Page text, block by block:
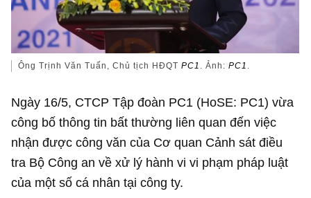
Ông Trịnh Văn Tuấn, Chủ tịch HĐQTPC1 . Ảnh:PC1 .
Ngày 16/5, CTCP Tập đoàn PC1 (HoSE: PC1) vừa
công bố thông tin bất thường liên quan đến việc
nhận được công văn của Cơ quan Cảnh sát điều
tra Bộ Công an về xử lý hành vi vi phạm pháp luật
của một số cá nhân tại công ty.